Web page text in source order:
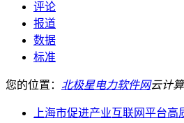
评论
报道
数据
标准
您的位置： 北极星电力软件网云计算
上海市促进产业互联网平台